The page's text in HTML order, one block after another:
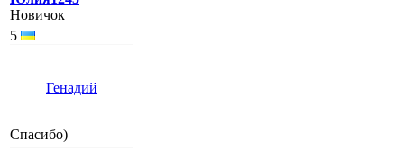
Новичок
5
Генадий
Спасибо)